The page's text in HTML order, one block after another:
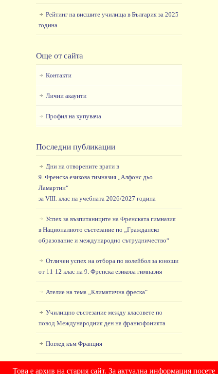
Рейтинг на висшите училища в България за 2025
година
Още от сайта
Контакти
Лични акаунти
Профил на купувача
Последни публикации
Дни на отворените врати в
9. Френска езикова гимназия „Алфонс дьо
Ламартин“
за VIII. клас на учебната 2026/2027 година
Успех за възпитаниците на Френската гимназия
в Националното състезание по „Гражданско
образование и международно сътрудничество“
Отличен успех на отбора по волейбол за юноши
от 11-12 клас на 9. Френска езикова гимназия
Ателие на тема „Климатична фреска“
Училищно състезание между класовете по
повод Международния ден на франкофонията
Поглед към Франция
Това е архив на стария сайт. За актуална информация посете